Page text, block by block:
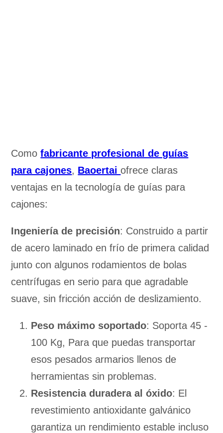
Como fabricante profesional de guías
para cajones, Baoertaiofrece claras
ventajas en la tecnología de guías para
cajones:
Ingeniería de precisión: Construido a partir
de acero laminado en frío de primera calidad
junto con algunos rodamientos de bolas
centrífugas en serio para que agradable
suave, sin fricción acción de deslizamiento.
Peso máximo soportado: Soporta 45 -
100 Kg, Para que puedas transportar
esos pesados armarios llenos de
herramientas sin problemas.
Resistencia duradera al óxido: El
revestimiento antioxidante galvánico
garantiza un rendimiento estable incluso